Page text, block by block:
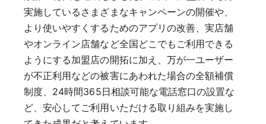
実施しているさまざまなキャンペーンの開催や、
より使いやすくするためのアプリの改善、実店舗
やオンライン店舗など全国どこでもご利用できる
ようにする加盟店の開拓に加え、万が一ユーザー
が不正利用などの被害にあわれた場合の全額補償
制度、24時間365日相談可能な電話窓口の設置な
ど、安心してご利用いただける取り組みを実施し